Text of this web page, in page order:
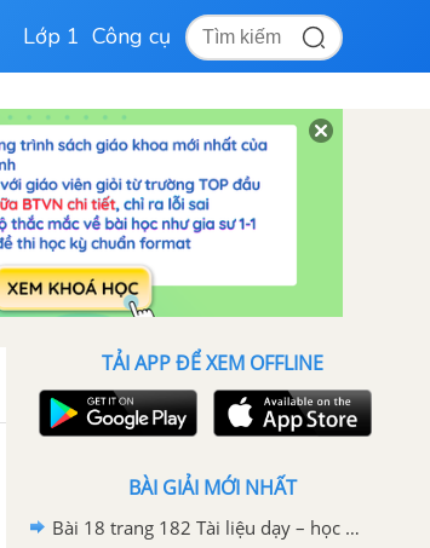
Lớp 1 Công cụ
TẢI APP ĐỂ XEM OFFLINE
BÀI GIẢI MỚI NHẤT
Bài 18 trang 182 Tài liệu dạy – học toán 6 tập 1